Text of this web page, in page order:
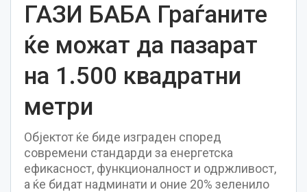
ГАЗИ БАБА Граѓаните
ќе можат да пазарат
на 1.500 квадратни
метри
Објектот ќе биде изграден според
современи стандарди за енергетска
ефикасност, функционалност и одржливост,
а ќе бидат надминати и оние 20% зеленило